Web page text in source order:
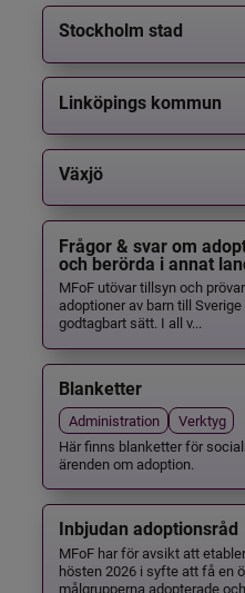
Stockholm stad
Linköpings kommun
Växjö
Frågor & svar om
och berörda i annat
MFoF utövar tillsyn och
adoptioner av barn till
godtagbart sätt. I all v...
Blanketter
Administration
Verktyg
Här finns blanketter för
ärenden om adoption.
Inbjudan adoptionsråd
MFoF har för avsikt att
hösten 2026 i syfte att få en
målgrupperna adopterade